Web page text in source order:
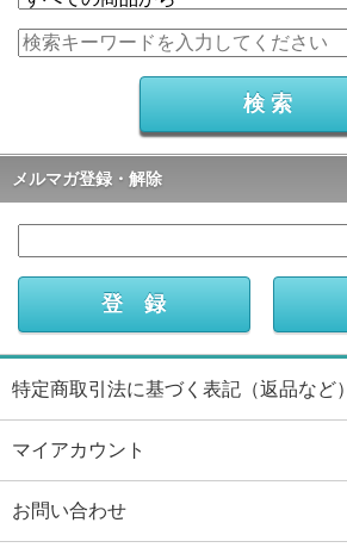
メルマガ登録・解除
特定商取引法に基づく表記（返品など）
マイアカウント
お問い合わせ